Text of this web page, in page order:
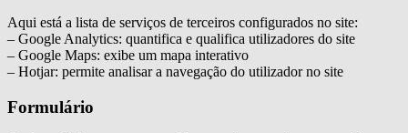
Aqui está a lista de serviços de terceiros configurados no site:
– Google Analytics: quantifica e qualifica utilizadores do site
– Google Maps: exibe um mapa interativo
– Hotjar: permite analisar a navegação do utilizador no site
Formulário